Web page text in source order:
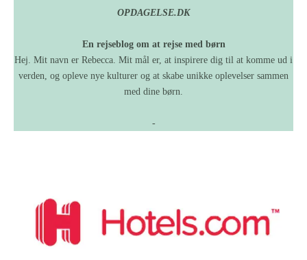
OPDAGELSE.DK
En rejseblog om at rejse med børn
Hej. Mit navn er Rebecca. Mit mål er, at inspirere dig til at komme ud i
verden, og opleve nye kulturer og at skabe unikke oplevelser sammen
med dine børn.
-